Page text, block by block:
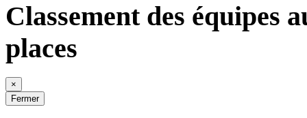
Classement des équipes
places
×
Fermer